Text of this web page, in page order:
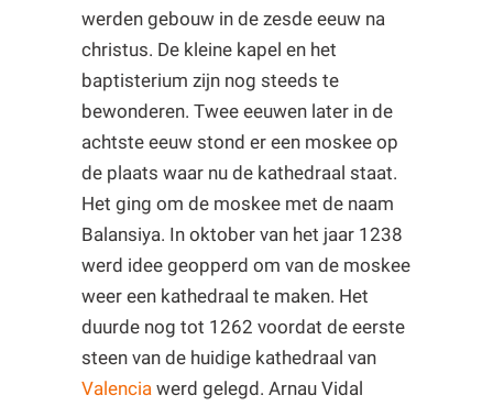
werden gebouw in de zesde eeuw na
christus. De kleine kapel en het
baptisterium zijn nog steeds te
bewonderen. Twee eeuwen later in de
achtste eeuw stond er een moskee op
de plaats waar nu de kathedraal staat.
Het ging om de moskee met de naam
Balansiya. In oktober van het jaar 1238
werd idee geopperd om van de moskee
weer een kathedraal te maken. Het
duurde nog tot 1262 voordat de eerste
steen van de huidige kathedraal van
Valencia werd gelegd. Arnau Vidal